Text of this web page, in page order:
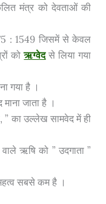
मंत्र को देवताओं की
: 1549 जिसमें से केवल
कोऋग्वेदसे लिया गया
गया है ।
जाता है ।
” का उल्लेख सामवेद में ही
ऋषि को ” उदगाता ”
सबसे कम है ।